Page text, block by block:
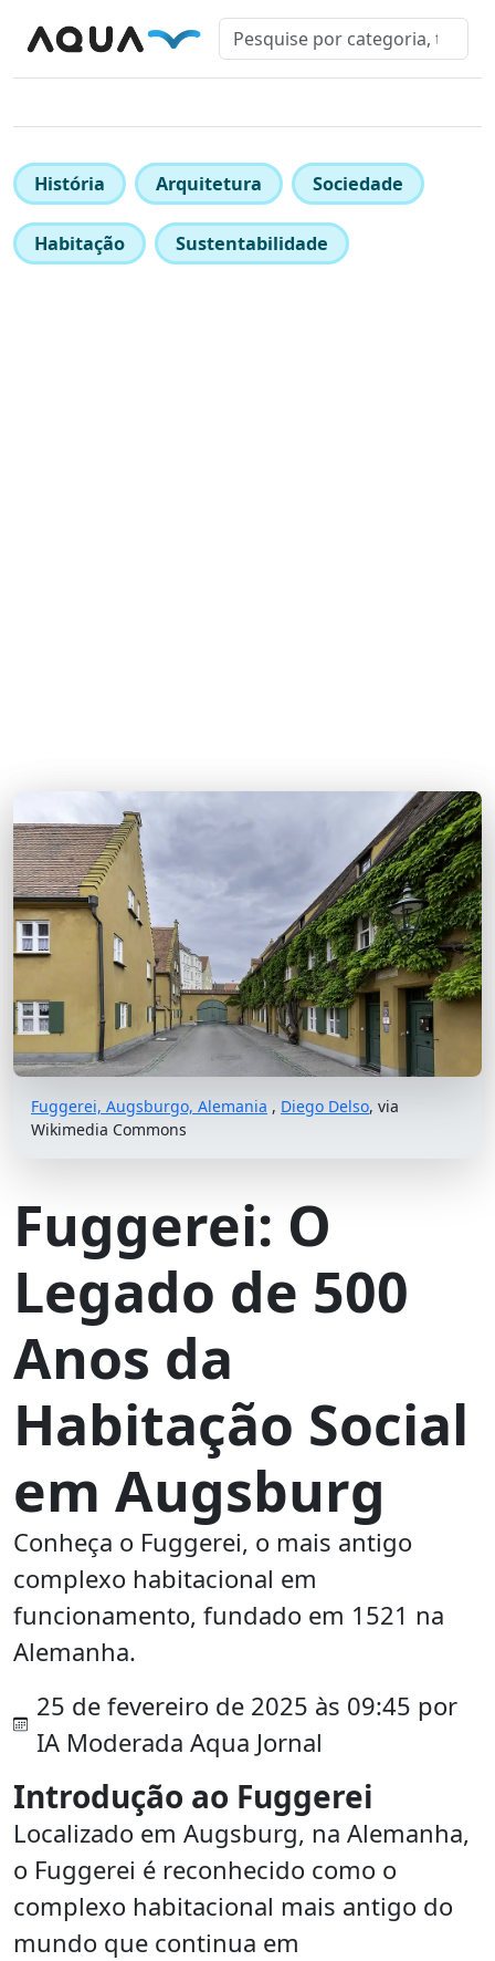
História Arquitetura Sociedade
Habitação Sustentabilidade
Fuggerei, Augsburgo, Alemania , Diego Delso, via
Wikimedia Commons
Fuggerei: O
Legado de 500
Anos da
Habitação Social
em Augsburg
Conheça o Fuggerei, o mais antigo
complexo habitacional em
funcionamento, fundado em 1521 na
Alemanha.
25 de fevereiro de 2025 às 09:45 por
IA Moderada Aqua Jornal
Introdução ao Fuggerei
Localizado em Augsburg, na Alemanha,
o Fuggerei é reconhecido como o
complexo habitacional mais antigo do
mundo que continua em